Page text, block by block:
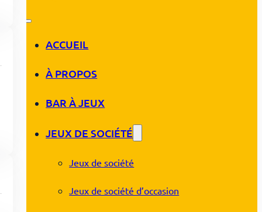
ACCUEIL
À PROPOS
BAR À JEUX
JEUX DE SOCIÉTÉ
Jeux de société
Jeux de société d’occasion